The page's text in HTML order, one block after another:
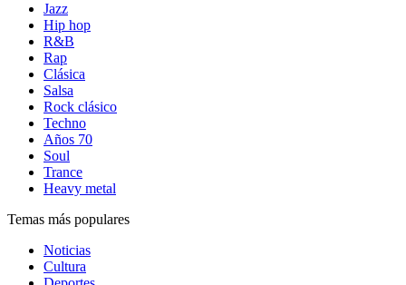
Jazz
Hip hop
R&B
Rap
Clásica
Salsa
Rock clásico
Techno
Años 70
Soul
Trance
Heavy metal
Temas más populares
Noticias
Cultura